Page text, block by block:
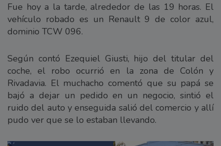
Fue hoy a la tarde, alrededor de las 19 horas. El
vehículo robado es un Renault 9 de color azul,
dominio TCW 096.
Según contó Ezequiel Giusti, hijo del titular del
coche, el robo ocurrió en la zona de Colón y
Rivadavia. El muchacho comentó que su papá se
bajó a dejar un pedido en un negocio, sintió el
ruido del auto y enseguida salió del comercio y allí
pudo ver que se lo estaban llevando.